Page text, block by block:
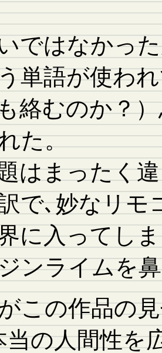
ではなかっ
単語が使わ
絡むのか？
た。
はまったく
で､妙なリモ
に入ってし
ンライムを
この作品の
当の人間性を